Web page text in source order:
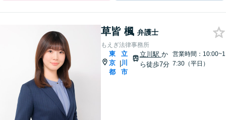
草皆 楓 弁護士
もえぎ法律事務所
東
京
都
|
立
川
市
立川駅 か
ら徒歩7分
営業時間：10:00~1
7:30（平日）